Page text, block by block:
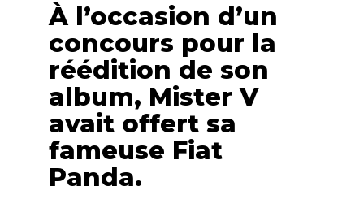
À l’occasion d’un
concours pour la
réédition de son
album, Mister V
avait offert sa
fameuse Fiat
Panda.